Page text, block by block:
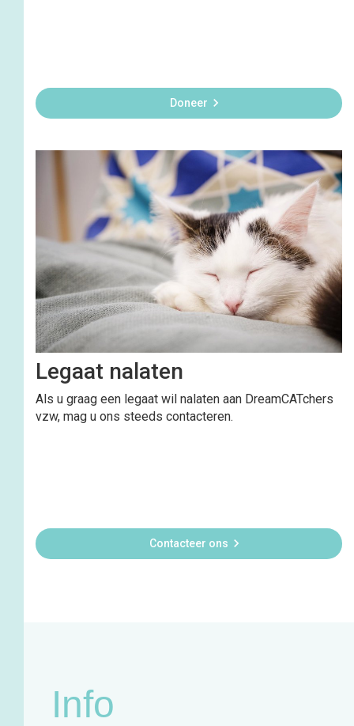
Doneer 
Legaat nalaten
Als u graag een legaat wil nalaten aan DreamCATchers
vzw, mag u ons steeds contacteren.
Contacteer ons 
Info